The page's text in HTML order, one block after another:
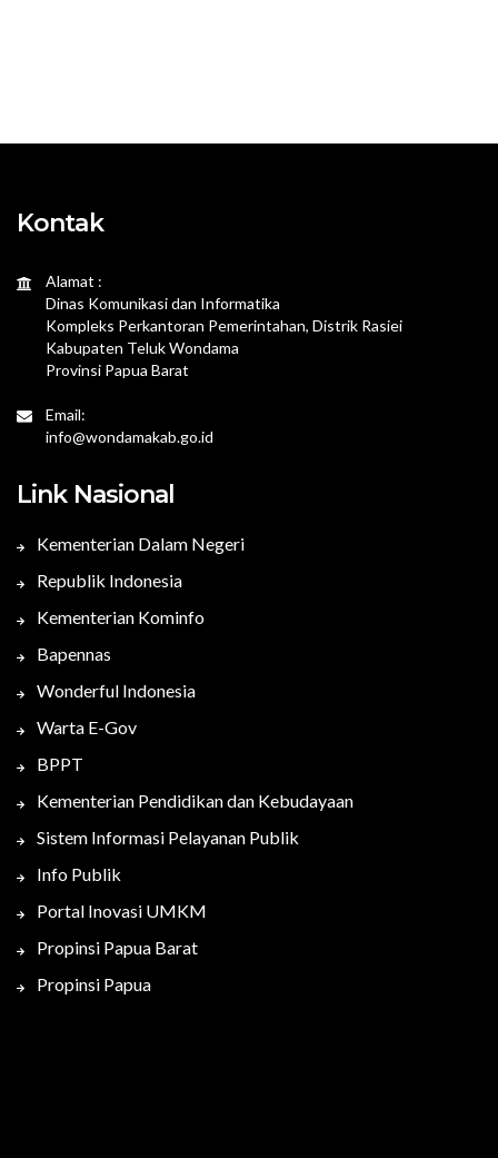
Kontak
Alamat :
Dinas Komunikasi dan Informatika
Kompleks Perkantoran Pemerintahan, Distrik Rasiei
Kabupaten Teluk Wondama
Provinsi Papua Barat
Email:
info@wondamakab.go.id
Link Nasional
Kementerian Dalam Negeri
Republik Indonesia
Kementerian Kominfo
Bapennas
Wonderful Indonesia
Warta E-Gov
BPPT
Kementerian Pendidikan dan Kebudayaan
Sistem Informasi Pelayanan Publik
Info Publik
Portal Inovasi UMKM
Propinsi Papua Barat
Propinsi Papua